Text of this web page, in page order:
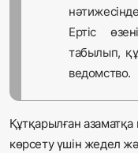
Ертіс
табылып,
ведомство.
Құтқарылған
көрсету үшін жедел